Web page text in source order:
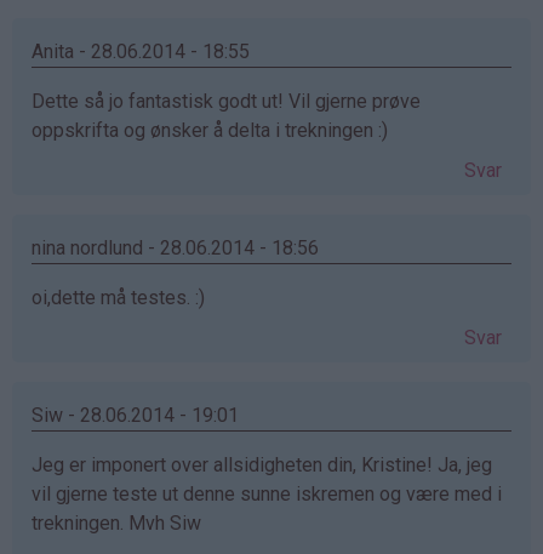
Anita - 28.06.2014 - 18:55
Dette så jo fantastisk godt ut! Vil gjerne prøve
oppskrifta og ønsker å delta i trekningen :)
Svar
nina nordlund - 28.06.2014 - 18:56
oi,dette må testes. :)
Svar
Siw - 28.06.2014 - 19:01
Jeg er imponert over allsidigheten din, Kristine! Ja, jeg
vil gjerne teste ut denne sunne iskremen og være med i
trekningen. Mvh Siw